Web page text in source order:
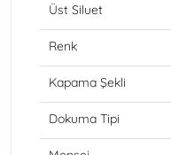
Üst Siluet
Renk
Kapama Şekli
Dokuma Tipi